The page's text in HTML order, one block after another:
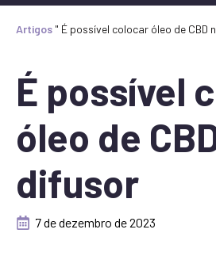
Artigos " É possível colocar óleo de CBD
É possível
óleo de
difusor
7 de dezembro de 2023